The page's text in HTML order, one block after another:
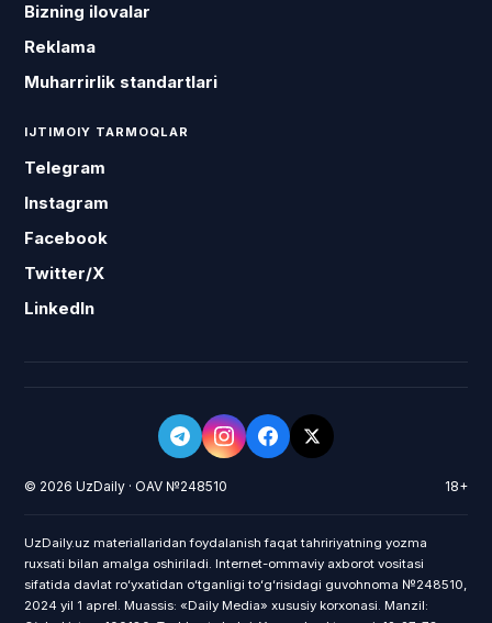
Bizning ilovalar
Reklama
Muharrirlik standartlari
IJTIMOIY TARMOQLAR
Telegram
Instagram
Facebook
Twitter/X
LinkedIn
© 2026 UzDaily · OAV №248510 18+
UzDaily.uz materiallaridan foydalanish faqat tahririyatning yozma
ruxsati bilan amalga oshiriladi. Internet-ommaviy axborot vositasi
sifatida davlat roʻyxatidan oʻtganligi toʻgʻrisidagi guvohnoma №248510,
2024 yil 1 aprel. Muassis: «Daily Media» xususiy korxonasi. Manzil: